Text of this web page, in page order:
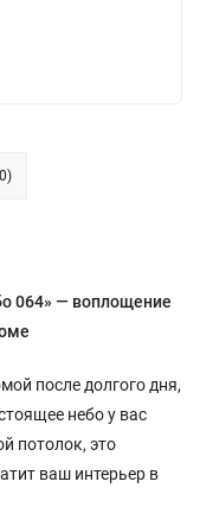
064» — воплощение
после долгого дня,
небо у вас
потолок, это
ваш интерьер в